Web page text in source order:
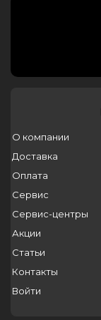
О компании
Доставка
Оплата
Сервис
Сервис-центры
Акции
Статьи
Контакты
Войти